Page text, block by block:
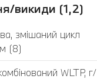
викиди (1,2)
змішаний цикл
(8)
WLTP, г/